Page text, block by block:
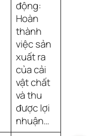
động:
Hoàn
thành
việc sản
xuất ra
của cải
vật chất
và thu
được lợi
nhuận…